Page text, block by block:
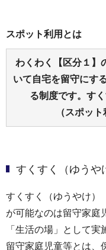
スポット利用とは
わくわく【区分１】
いて自宅を留守にす
る制度です。す
（スポッ
すくすく（ゆうや
すくすく（ゆうやけ）
が可能なのは留守家庭
「生活の場」として実
留守家庭児童等とは、